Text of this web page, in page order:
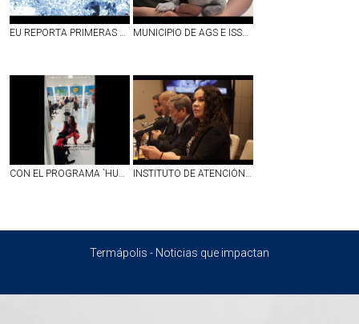
EU REPORTA PRIMERAS DOS MUERTES POR `DIARREA EXPLOSIVA´ A CAUSA DE CYCLOSPORA; SUMAN MÁS DE 4 MIL CASOS CONFIRMADOS MUNICIPIO DE AGS E ISSEA REALIZARÁN ESTERILIZACIONES GRATUITAS EN LA COLONIA LA SOLEDAD
CON EL PROGRAMA `HUELLAS´ PERRITOS DE ASISTENCIA DARÁN APOYO EMOCIONAL A NIÑOS CON CÁNCER EN EL CHMH | VIDEO INSTITUTO DE ATENCIÓN INTEGRAL DE ENFERMEDADES RENALES COMIENZA A DAR RESULTADOS CON LA DISMINUCIÓN DE NUEVOS CASOS EN AGUASCALIENTES
Termápolis - Noticias que impactan